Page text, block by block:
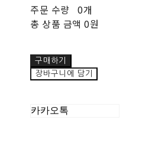
주문 수량 0개
총 상품 금액 0원
구매하기
장바구니에 담기
카카오톡